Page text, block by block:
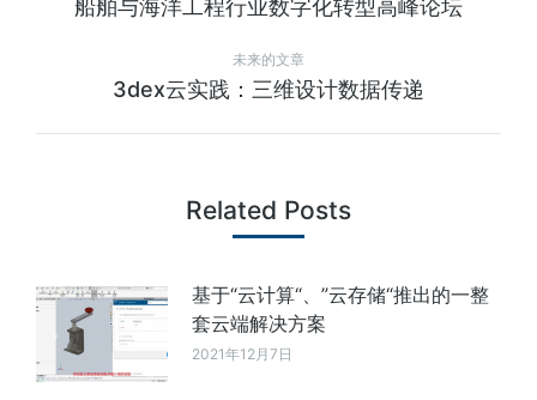
船舶与海洋工程行业数字化转型高峰论坛
未来的文章
3dex云实践：三维设计数据传递
Related Posts
基于“云计算“、”云存储“推出的一整
套云端解决方案
2021年12月7日